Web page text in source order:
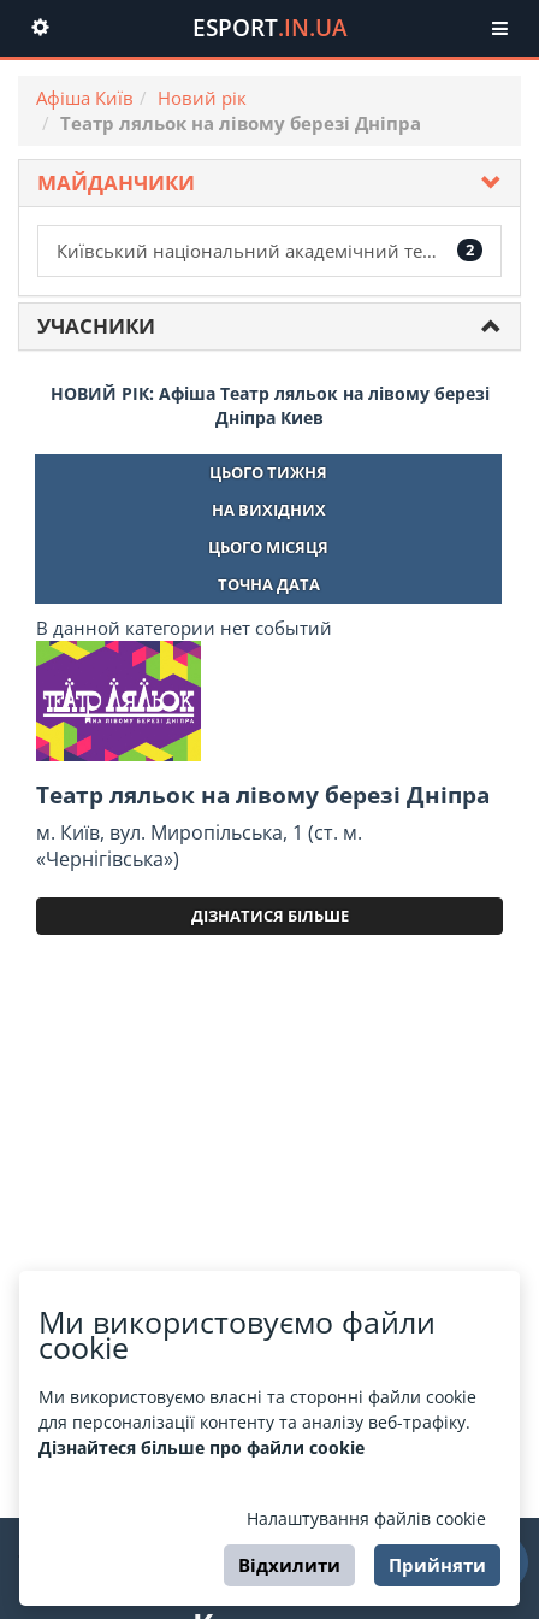
Ми використовуємо файли
cookie
Ми використовуємо власні та сторонні файли cookie
для персоналізації контенту та аналізу веб-трафіку.
Дізнайтеся більше про файли cookie
Налаштування файлів cookie
Відхилити Прийняти
Toggle
navigation
ESPORT.IN.UA
Афіша Київ
Новий рік
Театр ляльок на лівому березі Дніпра
МАЙДАНЧИКИ
2
Київський національний академічний театр оперети
УЧАСНИКИ
НОВИЙ РІК: Афіша Театр ляльок на лівому березі
Дніпра Киев
ЦЬОГО ТИЖНЯ
НА ВИХІДНИХ
ЦЬОГО МІСЯЦЯ
ТОЧНА ДАТА
В данной категории нет событий
Театр ляльок на лівому березі Дніпра
м. Київ, вул. Миропільська, 1 (ст. м.
«Чернігівська»)
ДІЗНАТИСЯ БІЛЬШЕ